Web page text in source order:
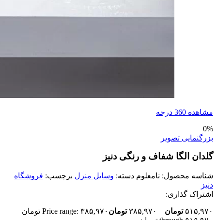
مشاهده 360 درجه
0%
بزرگنمایی تصویر
گلدان الگا شفاف و رنگی دنیز
شناسه محصول: نامعلوم دسته: وسایل منزل برچسب: فروشگاه
دنیز
اشتراک گذاری:
۵۱۵,۹۷۰ تومان – ۳۸۵,۹۷۰ تومان
Price range: ۳۸۵,۹۷۰ تومان